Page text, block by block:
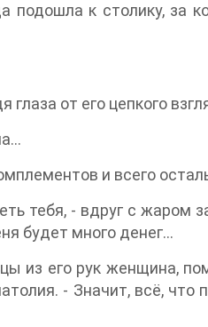
подошла к столику, за
глаза от его цепкого
и всего
тебя, - вдруг с жаром
будет много денег…
из его рук женщина,
- Значит, всё, что